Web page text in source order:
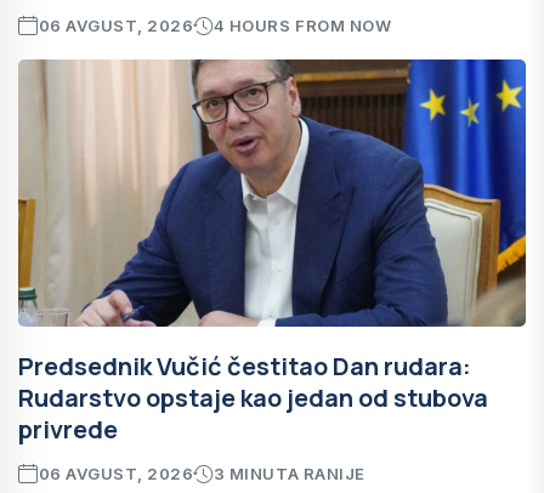
06 AVGUST, 2026 4 HOURS FROM NOW
Predsednik Vučić čestitao Dan rudara:
Rudarstvo opstaje kao jedan od stubova
privrede
06 AVGUST, 2026 3 MINUTA RANIJE